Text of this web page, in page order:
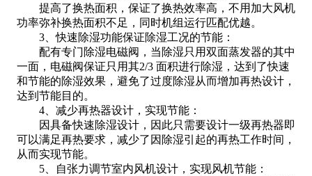
提高了换热面积，保证了换热效率高，不用加大风机
功率弥补换热面积不足，同时机组运行匹配优越。
3、快速除湿功能保证除湿工况的节能：
配有专门除湿电磁阀，当除湿只用双面蒸发器的其中
一面，电磁阀保证只用其2/3 面积进行除湿，达到了快速
和节能的除湿效果，避免了过度除湿从而增加再热设计，
达到节能目的。
4、减少再热器设计，实现节能：
因具备快速除湿设计，因此只需要设计一级再热器即
可以满足再热要求，减少了因除湿引起的再热工作时间，
从而实现节能。
5、自张力调节室内风机设计，实现风机节能：